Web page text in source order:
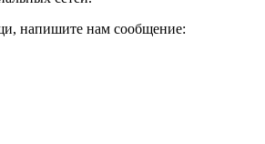
напишите нам сообщение: